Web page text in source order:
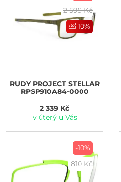
2 599 Kč
10%
RUDY PROJECTSTELLAR
RPSP910A84-0000
2 339 Kč
v úterý u Vás
-10%
810 Kč